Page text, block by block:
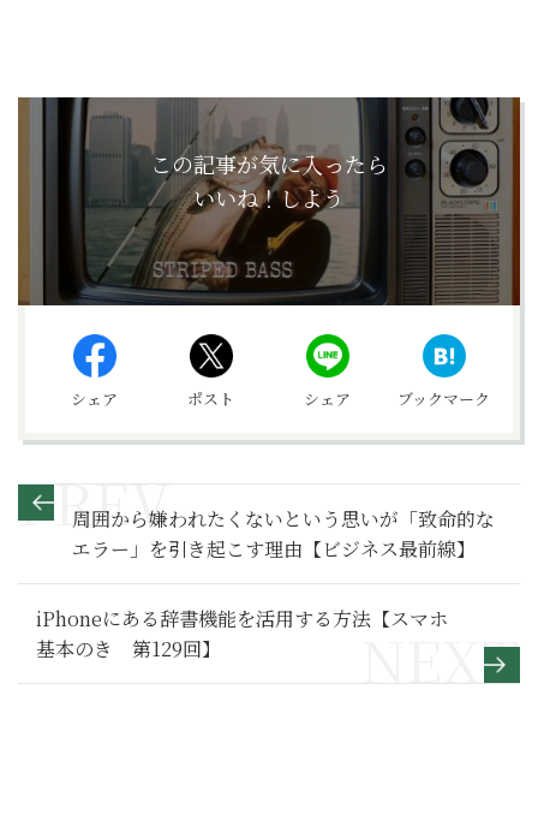
この記事が気に入ったら
いいね！しよう
シェア ポスト シェア ブックマーク
周囲から嫌われたくないという思いが「致命的な
エラー」を引き起こす理由【ビジネス最前線】
iPhoneにある辞書機能を活用する方法【スマホ
基本のき 第129回】